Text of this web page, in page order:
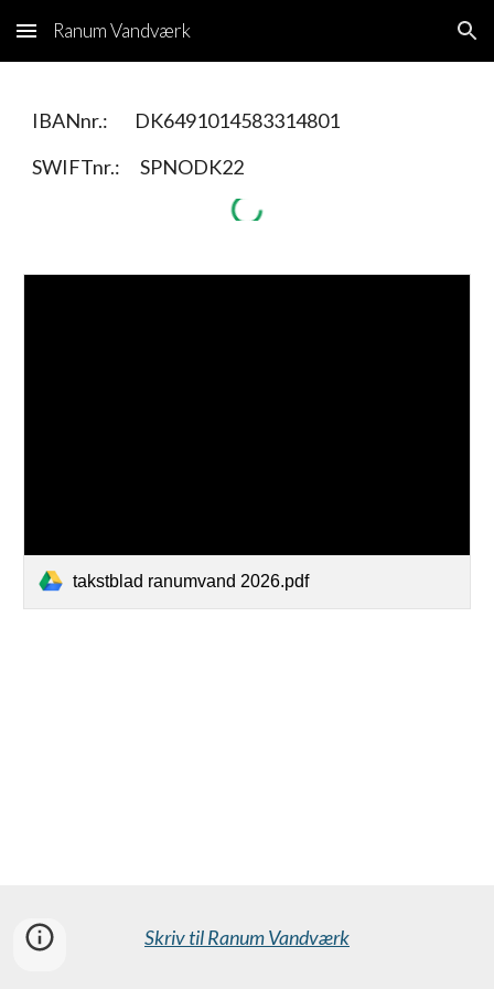
Skip to main content Skip to navigation
Ranum Vandværk
IBANnr.: DK6491014583314801
SWIFTnr.: SPNODK22
takstblad ranumvand 2026.pdf
Skriv til Ranum Vandværk